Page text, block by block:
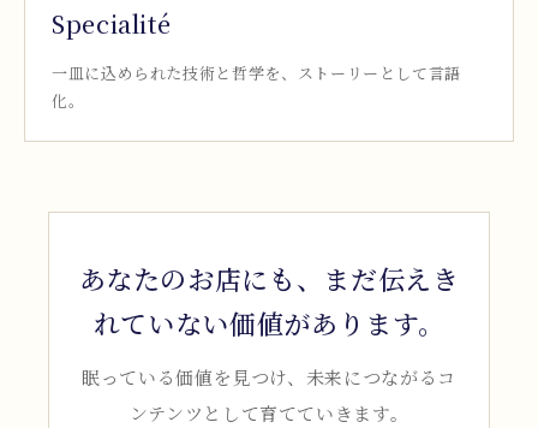
Specialité
一皿に込められた技術と哲学を、ストーリーとして言語
化。
あなたのお店にも、まだ伝えき
れていない価値があります。
眠っている価値を見つけ、未来につながるコ
ンテンツとして育てていきます。